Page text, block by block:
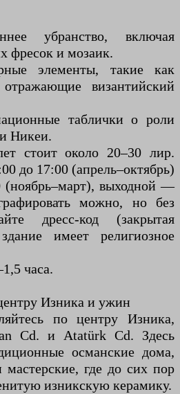
убранство, включая
фресок и мозаик.
элементы, такие как
византийский
таблички о роли
Никеи.
стоит около 20–30 лир.
до 17:00 (апрель–октябрь)
(ноябрь–март), выходной —
можно, но без
дресс-код (закрытая
имеет религиозное
часа.
Изника и ужин
по центру Изника,
Cd. и Atatürk Cd. Здесь
османские дома,
где до сих пор
изникскую керамику.